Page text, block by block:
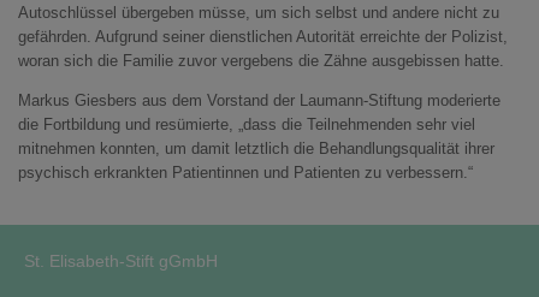
Autoschlüssel übergeben müsse, um sich selbst und andere nicht zu
gefährden. Aufgrund seiner dienstlichen Autorität erreichte der Polizist,
woran sich die Familie zuvor vergebens die Zähne ausgebissen hatte.
Markus Giesbers aus dem Vorstand der Laumann-Stiftung moderierte
die Fortbildung und resümierte, „dass die Teilnehmenden sehr viel
mitnehmen konnten, um damit letztlich die Behandlungsqualität ihrer
psychisch erkrankten Patientinnen und Patienten zu verbessern.“
St. Elisabeth-Stift gGmbH